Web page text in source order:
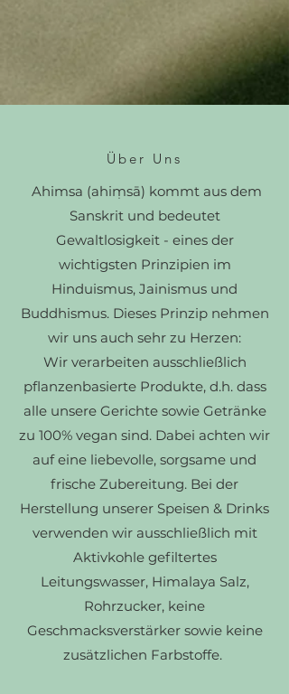
Über Uns
Ahimsa (ahiṃsā) kommt aus dem
Sanskrit und bedeutet
Gewaltlosigkeit - eines der
wichtigsten Prinzipien im
Hinduismus, Jainismus und
Buddhismus. Dieses Prinzip nehmen
wir uns auch sehr zu Herzen:
Wir verarbeiten ausschließlich
pflanzenbasierte Produkte, d.h. dass
alle unsere Gerichte sowie Getränke
zu 100% vegan sind. Dabei achten wir
auf eine liebevolle, sorgsame und
frische Zubereitung. Bei der
Herstellung unserer Speisen & Drinks
verwenden wir ausschließlich mit
Aktivkohle gefiltertes
Leitungswasser, Himalaya Salz,
Rohrzucker, keine
Geschmacksverstärker sowie keine
zusätzlichen Farbstoffe.